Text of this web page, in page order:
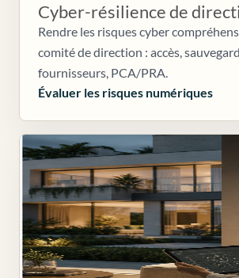
Cyber-résilience de
Rendre les risques cyber
comité de direction : accès,
fournisseurs, PCA/PRA.
Évaluer les risques numériques